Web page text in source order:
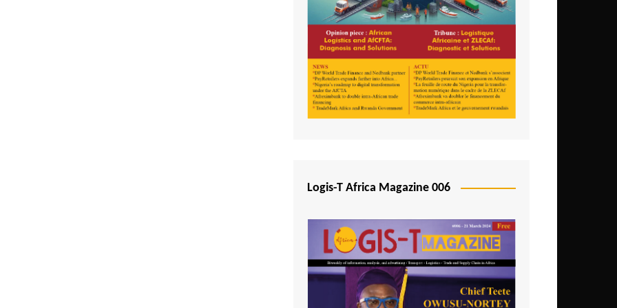
Logis-T Africa Magazine 006